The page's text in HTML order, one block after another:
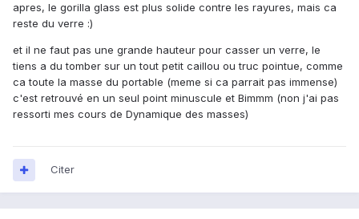
apres, le gorilla glass est plus solide contre les rayures, mais ca
reste du verre :)
et il ne faut pas une grande hauteur pour casser un verre, le
tiens a du tomber sur un tout petit caillou ou truc pointue, comme
ca toute la masse du portable (meme si ca parrait pas immense)
c'est retrouvé en un seul point minuscule et Bimmm (non j'ai pas
ressorti mes cours de Dynamique des masses)
Citer